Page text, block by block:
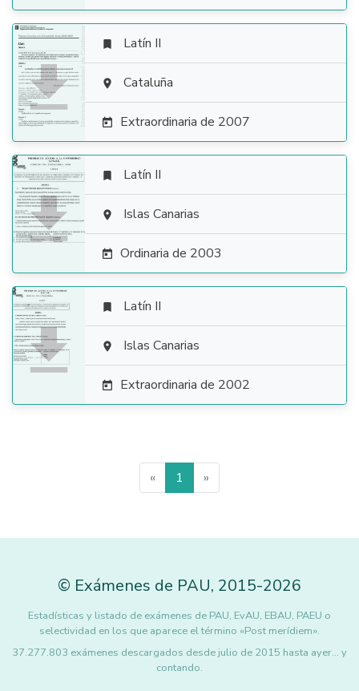

 Latín II
 Cataluña
 Extraordinaria de 2007

 Latín II
 Islas Canarias
 Ordinaria de 2003

 Latín II
 Islas Canarias
 Extraordinaria de 2002
« 1 »
© Exámenes de PAU, 2015-2026
Estadísticas y listado de exámenes de PAU, EvAU, EBAU, PAEU o
selectividad en los que aparece el término «Post merídiem».
37.277.803 exámenes descargados desde julio de 2015 hasta ayer... y
contando.